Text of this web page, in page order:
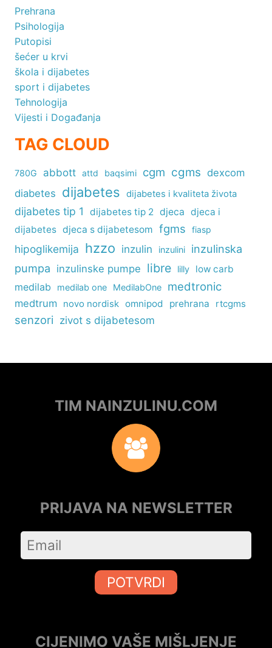
Prehrana
Psihologija
Putopisi
šećer u krvi
škola i dijabetes
sport i dijabetes
Tehnologija
Vijesti i Događanja
TAG CLOUD
780G abbott attd baqsimi cgm cgms dexcom
diabetes dijabetes dijabetes i kvaliteta života
dijabetes tip 1 dijabetes tip 2 djeca djeca i
dijabetes djeca s dijabetesom fgms fiasp
hipoglikemija hzzo inzulin inzulini
inzulinska
pumpa inzulinske pumpe libre lilly low carb
medilab medilab one MedilabOne medtronic
medtrum novo nordisk omnipod prehrana rtcgms
senzori zivot s dijabetesom
TIM NAINZULINU.COM
PRIJAVA NA NEWSLETTER
POTVRDI
CIJENIMO VAŠE MIŠLJENJE